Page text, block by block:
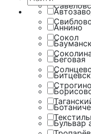
Сокол
Строгино
Аннино
Беговая
Бульвар